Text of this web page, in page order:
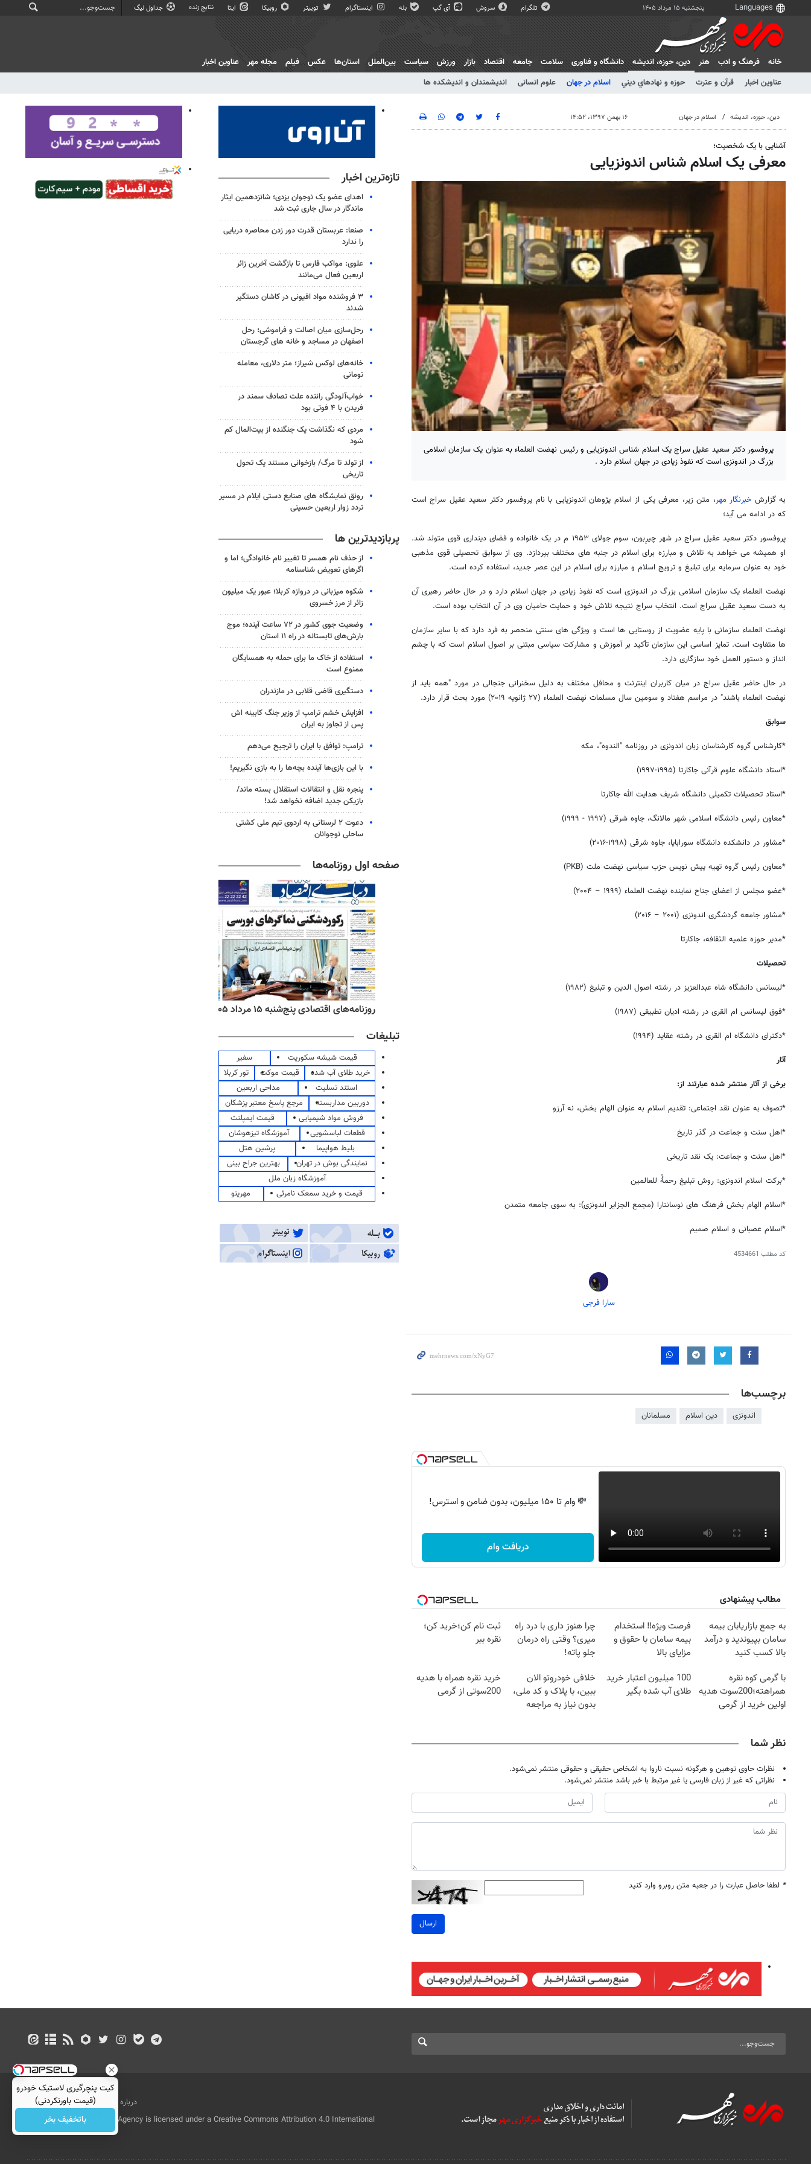
پنجشنبه ۱۵ مرداد ۱۴۰۵ تلگرام سروش آی گپ بله اینستاگرام توییتر روبیکا ایتا نتایج زنده جداول لیگ
خانه فرهنگ و ادب هنر
دين، حوزه، انديشه
عناوین اخبار
قرآن و عترت حوزه و نهادهاي ديني اسلام در جهان علوم انسانی اندیشمندان و اندیشکده ها
دانشگاه و فناوری سلامت جامعه اقتصاد بازار ورزش سیاست بین‌الملل استان‌ها عکس فیلم مجله مهر عناوین اخبار
دين، حوزه، انديشه اسلام در جهان ۱۶ بهمن ۱۳۹۷، ۱۴:۵۲
آشنایی با یک شخصیت؛
معرفی یک اسلام شناس اندونزیایی
پروفسور دکتر سعید عقیل سراج یک اسلام شناس اندونزیایی و رئیس نهضت العلماء به عنوان یک سازمان اسلامی
بزرگ در اندونزی است که نفوذ زیادی در جهان اسلام دارد .
به گزارش خبرنگار مهر، متن زیر، معرفی یکی از اسلام پژوهان اندونزیایی با نام پروفسور دکتر سعید عقیل سراج است
که در ادامه می آید؛
پروفسور دکتر سعید عقیل سراج در شهر چیرِبون، سوم جولای ۱۹۵۳ م در یک خانواده و فضای دینداری قوی متولد شد.
او همیشه می خواهد به تلاش و مبارزه برای اسلام در جنبه های مختلف بپردازد. وی از سوابق تحصیلی قوی مذهبی
خود به عنوان سرمایه برای تبلیغ و ترویج اسلام و مبارزه برای اسلام در این عصر جدید، استفاده کرده است.
نهضت العلماء یک سازمان اسلامی بزرگ در اندونزی است که نفوذ زیادی در جهان اسلام دارد و در حال حاضر رهبری آن
به دست سعید عقیل سراج است. انتخاب سراج نتیجه تلاش خود و حمایت حامیان وی در آن انتخاب بوده است.
نهضت العلماء سازمانی با پایه عضویت از روستایی ها است و ویژگی های سنتی منحصر به فرد دارد که با سایر سازمان
ها متفاوت است. تمایز اساسی این سازمان تأکید بر آموزش و مشارکت سیاسی مبتنی بر اصول اسلام است که با چشم
انداز و دستور العمل خود سازگاری دارد.
در حال حاضر عقیل سراج در میان کاربران اینترنت و محافل مختلف به دلیل سخنرانی جنجالی در مورد "همه باید از
نهضت العلماء باشند" در مراسم هفتاد و سومین سال مسلمات نهضت العلماء (۲۷ ژانویه ۲۰۱۹) مورد بحث قرار دارد.
سوابق
*کارشناس گروه کارشناسان زبان اندونزی در روزنامه "الندوه"، مکه
*استاد دانشگاه علوم قرآنی جاکارتا (۱۹۹۵-۱۹۹۷)
*استاد تحصیلات تکمیلی دانشگاه شریف هدایت الله جاکارتا
*معاون رئیس دانشگاه اسلامی شهر مالانگ، جاوه شرقی (۱۹۹۷ - ۱۹۹۹)
*مشاور در دانشکده دانشگاه سورابایا، جاوه شرقی (۱۹۹۸-۲۰۱۶)
*معاون رئیس گروه تهیه پیش نویس حزب سیاسی نهضت ملت (PKB
)
*عضو مجلس از اعضای جناح نماینده نهضت العلماء (۱۹۹۹ – ۲۰۰۴)
*مشاور جامعه گردشگری اندونزی (۲۰۰۱ – ۲۰۱۶)
*مدیر حوزه علمیه الثقافه، جاکارتا
تحصیلات
*لیسانس دانشگاه شاه عبدالعزیز در رشته اصول الدین و تبلیغ (۱۹۸۲)
*فوق لیسانس ام القری در رشته ادیان تطبیقی (۱۹۸۷)
*دکترای دانشگاه ام القری در رشته عقاید (۱۹۹۴)
آثار
برخی از آثار منتشر شده عبارتند از:
*تصوف به عنوان نقد اجتماعی: تقدیم اسلام به عنوان الهام بخش، نه آرزو
*اهل سنت و جماعت در گذر تاریخ
*اهل سنت و جماعت: یک نقد تاریخی
*برکت اسلام اندونزی: روش تبلیغ رحمۀً للعالمین
*اسلام الهام بخش فرهنگ های نوسانتارا (مجمع الجزایر اندونزی): به سوی جامعه متمدن
*اسلام عصبانی و اسلام صمیم
کد مطلب 4534661
سارا فرجی
برچسب‌ها
اندونزی دین اسلام مسلمانان
💸 وام تا ۱۵۰ میلیون، بدون ضامن و استرس!
دریافت وام
مطالب پیشنهادی
به جمع بازاریابان بیمه
سامان بپیوندید و درآمد
بالا کسب کنید
فرصت ویژه‼️ استخدام
بیمه سامان با حقوق و
مزایای بالا
چرا هنوز داری با درد راه
میری؟ وقتی راه درمان
جلو پاته!
ثبت نام کن؛خرید کن؛
نقره ببر
با گرمی کوه نقره
همراهته؛200سوت هدیه
اولین خرید از گرمی
100 میلیون اعتبار خرید
طلای آب شده بگیر
خلافی خودروتو الان
ببین، با پلاک و کد ملی،
بدون نیاز به مراجعه
خرید نقره همراه با هدیه
200سوتی از گرمی
نظر شما
نظرات حاوی توهین و هرگونه نسبت ناروا به اشخاص حقیقی و حقوقی منتشر نمی‌شود.
نظراتی که غیر از زبان فارسی یا غیر مرتبط با خبر باشد منتشر نمی‌شود.
* لطفا حاصل عبارت را در جعبه متن روبرو وارد کنید
ارسال
تازه‌ترین اخبار
اهدای عضو یک نوجوان یزدی؛ شانزدهمین ایثار
ماندگار در سال جاری ثبت شد
صنعا: عربستان قدرت دور زدن محاصره دریایی
را ندارد
علوی: مواکب فارس تا بازگشت آخرین زائر
اربعین فعال می‌مانند
۳ فروشنده مواد افیونی در کاشان دستگیر
شدند
رحل‌سازی میان اصالت و فراموشی؛ رحل
اصفهان در مساجد و خانه های گرجستان
خانه‌های لوکس شیراز؛ متر دلاری، معامله
تومانی
خواب‌آلودگی راننده علت تصادف سمند در
فریدن با ۴ فوتی بود
مردی که نگذاشت یک جنگنده از بیت‌المال کم
شود
از تولد تا مرگ/ بازخوانی مستند یک تحول
تاریخی
رونق نمایشگاه های صنایع دستی ایلام در مسیر
تردد زوار اربعین حسینی
پربازدیدترین ها
از حذف نام همسر تا تغییر نام خانوادگی؛ اما و
اگرهای تعویض شناسنامه
شکوه میزبانی در دروازه کربلا؛ عبور یک میلیون
زائر از مرز خسروی
وضعیت جوی کشور در ۷۲ ساعت آینده؛ موج
بارش‌های تابستانه در راه ۱۱ استان
استفاده از خاک ما برای حمله به همسایگان
ممنوع است
دستگیری قاضی قلابی در مازندران
افزایش خشم ترامپ از وزیر جنگ کابینه اش
پس از تجاوز به ایران
ترامپ: توافق با ایران را ترجیح می‌دهم
با این بازی‌ها آینده بچه‌ها را به بازی نگیریم!
پنجره‌ نقل و انتقالات استقلال بسته ماند/
بازیکن جدید اضافه نخواهد شد!
دعوت ۲ لرستانی به اردوی تیم ملی کشتی
ساحلی نوجوانان
صفحه اول روزنامه‌ها
روزنامه‌های اقتصادی چهارشنبه ۱۴ مرداد ۱۴۰۵ روزنامه‌های اقتصادی پنج‌شنبه ۱۵ مرداد ۱۴۰۵
تبلیغات
قیمت شیشه سکوریت
سفیر
خرید طلای آب شده
قیمت موکت
تور کربلا
استند تسلیت
مداحی اربعین
دوربین مداربسته
مرجع پاسخ معتبر پزشکان
فروش مواد شیمیایی
قیمت ایمپلنت
قطعات لباسشویی
آموزشگاه تیزهوشان
بلیط هواپیما
پرشین هتل
نمایندگی بوش در تهران
بهترین جراح بینی
آموزشگاه زبان ملل
قیمت و خرید سمعک نامرئی
مهرینو
درباره ما تماس با ما
بازرگانی
All Content by Mehr News Agency is licensed under a Creative Commons Attribution 4.0 International
License.
کیت پنچرگیری لاستیک خودرو
(قیمت باورنکردنی)
باتخفیف بخر